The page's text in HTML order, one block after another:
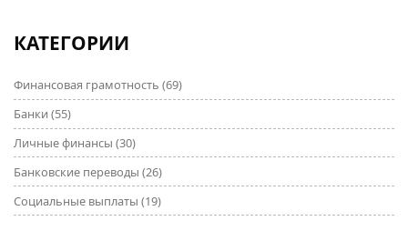
предложим полезные советы для правильного
КАТЕГОРИИ
Финансовая грамотность (69)
Банки (55)
Личные финансы (30)
Банковские переводы (26)
Социальные выплаты (19)